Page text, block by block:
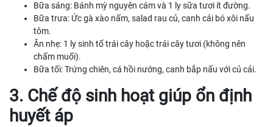
Bữa sáng: Bánh mỳ nguyên cám và 1 ly sữa tươi ít đường.
Bữa trưa: Ức gà xào nấm, salad rau củ, canh cải bó xôi nấu
tôm.
Ăn nhẹ: 1 ly sinh tố trái cây hoặc trái cây tươi (không nên
chấm muối).
Bữa tối: Trứng chiên, cá hồi nướng, canh bắp nấu với củ cải.
3. Chế độ sinh hoạt giúp ổn định
huyết áp